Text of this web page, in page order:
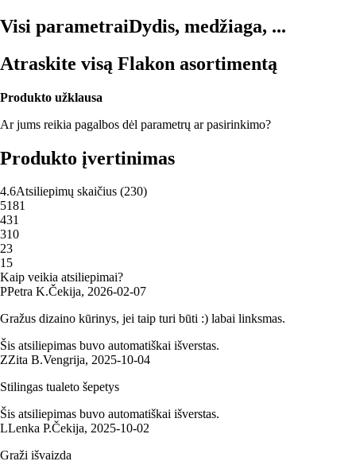
Visi parametraiDydis, medžiaga, ...
Atraskite visą Flakon asortimentą
Produkto užklausa
Ar jums reikia pagalbos dėl parametrų ar pasirinkimo?
Produkto įvertinimas
4.6Atsiliepimų skaičius (230)
5181
431
310
23
15
Kaip veikia atsiliepimai?
PPetra K.Čekija, 2026‑02‑07
Gražus dizaino kūrinys, jei taip turi būti :) labai linksmas.
Šis atsiliepimas buvo automatiškai išverstas.
ZZita B.Vengrija, 2025‑10‑04
Stilingas tualeto šepetys
Šis atsiliepimas buvo automatiškai išverstas.
LLenka P.Čekija, 2025‑10‑02
Graži išvaizda